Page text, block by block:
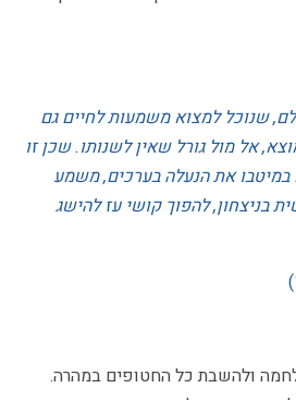
שנוכל למצוא משמעות לחיים גם
אל מול גורל שאין לשנותו. שכן זו
במיטבו את הנעלה בערכים, משמע
בניצחון, להפוך קושי עז להישג
ולהשבת כל החטופים במהרה.